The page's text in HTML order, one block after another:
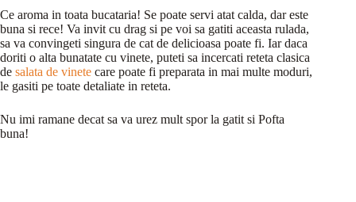
Ce aroma in toata bucataria! Se poate servi atat calda, dar este
buna si rece! Va invit cu drag si pe voi sa gatiti aceasta rulada,
sa va convingeti singura de cat de delicioasa poate fi. Iar daca
doriti o alta bunatate cu vinete, puteti sa incercati reteta clasica
de salata de vinete care poate fi preparata in mai multe moduri,
le gasiti pe toate detaliate in reteta.
Nu imi ramane decat sa va urez mult spor la gatit si Pofta
buna!